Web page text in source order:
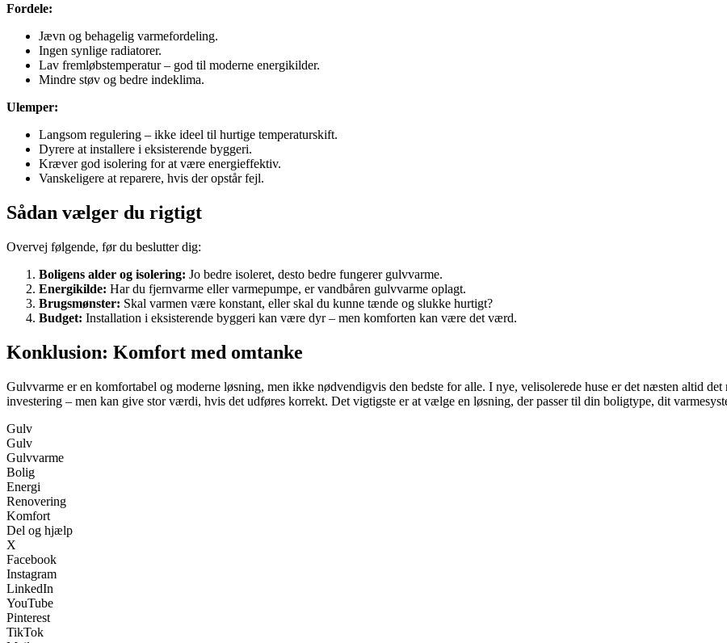
Fordele:
Jævn og behagelig varmefordeling.
Ingen synlige radiatorer.
Lav fremløbstemperatur – god til moderne energikilder.
Mindre støv og bedre indeklima.
Ulemper:
Langsom regulering – ikke ideel til hurtige temperaturskift.
Dyrere at installere i eksisterende byggeri.
Kræver god isolering for at være energieffektiv.
Vanskeligere at reparere, hvis der opstår fejl.
Sådan vælger du rigtigt
Overvej følgende, før du beslutter dig:
Boligens alder og isolering: Jo bedre isoleret, desto bedre fungerer gulvvarme.
Energikilde: Har du fjernvarme eller varmepumpe, er vandbåren gulvvarme oplagt.
Brugsmønster: Skal varmen være konstant, eller skal du kunne tænde og slukke hurtigt?
Budget: Installation i eksisterende byggeri kan være dyr – men komforten kan være det værd.
Konklusion: Komfort med omtanke
Gulvvarme er en komfortabel og moderne løsning, men ikke nødvendigvis den bedste for alle. I nye, velisolerede huse er det næsten altid
investering – men kan give stor værdi, hvis det udføres korrekt. Det vigtigste er at vælge en løsning, der passer til din boligtype, dit
Gulv
Gulv
Gulvvarme
Bolig
Energi
Renovering
Komfort
Del og hjælp
X
Facebook
Instagram
LinkedIn
YouTube
Pinterest
TikTok